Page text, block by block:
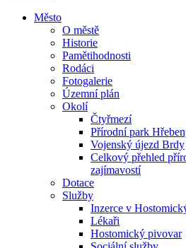
Město
O městě
Historie
Pamětihodnosti
Rodáci
Fotogalerie
Územní plán
Okolí
Čtyřmezí
Přírodní park
Vojenský újezd Brdy
Celkový přehled
zajímavostí
Dotace
Služby
Inzerce v
Lékaři
Hostomický pivovar